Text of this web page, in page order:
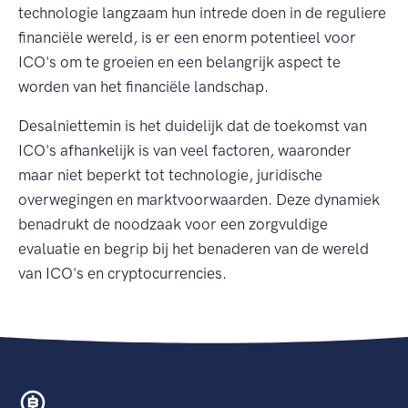
technologie langzaam hun intrede doen in de reguliere
financiële wereld, is er een enorm potentieel voor
ICO's om te groeien en een belangrijk aspect te
worden van het financiële landschap.
Desalniettemin is het duidelijk dat de toekomst van
ICO's afhankelijk is van veel factoren, waaronder
maar niet beperkt tot technologie, juridische
overwegingen en marktvoorwaarden. Deze dynamiek
benadrukt de noodzaak voor een zorgvuldige
evaluatie en begrip bij het benaderen van de wereld
van ICO's en cryptocurrencies.